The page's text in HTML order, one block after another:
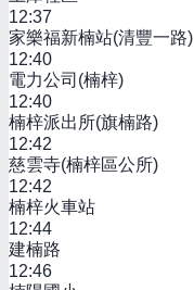
12:37
家樂福新楠站(清豐一路)
12:40
電力公司(楠梓)
12:40
楠梓派出所(旗楠路)
12:42
慈雲寺(楠梓區公所)
12:42
楠梓火車站
12:44
建楠路
12:46